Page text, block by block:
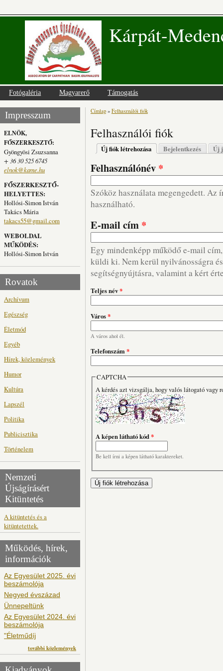
Kárpát-
Fotógaléria Magyarerő Támogatás
Impresszum
ELNÖK,
FŐSZERKESZTŐ:
Gyöngyösi Zsuzsanna
+ 36 30 525 6745
elnok@kame.hu
FŐSZERKESZTŐ-
HELYETTES:
Hollósi-Simon István
Takács Mária
takacs55@gmail.com
WEBOLDAL
MŰKÖDÉS:
Hollósi-Simon István
Rovatok
Archívum
Egészség
Életmód
Egyéb
Hírek, közlemények
Humor
Kultúra
Lapszél
Politika
Publicisztika
Történelem
Nemzeti
Újságírásért
Kitüntetés
A kitüntetés és a
kitüntetettek.
Működés, hírek,
információk
Az Egyesület 2025. évi
beszámolója
Negyed évszázad
Ünnepeltünk
Az Egyesület 2024. évi
beszámolója
"Életműdíj
további közlemények
Jelenlegi hely
Címlap » Felhasználói fiók
Felhasználói fiók
Elsődleges fülek
Új fiók létrehozása (aktív fül)
Bejelentkezés Új
Felhasználónév *
Szóköz használata megengedett. Az
használható.
E-mail cím *
Egy mindenképp működő e-mail
küldi ki. Nem kerül nyilvánosságra
segítségnyújtásra, valamint a kért
Teljes név*
Város*
A város ahol él.
Telefonszám*
CAPTCHA
A kérdés azt vizsgálja, hogy valós látogató vagy
A képen látható kód*
Be kell írni a képen látható karaktereket.